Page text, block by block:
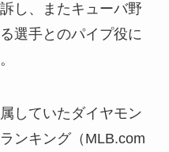
し、またキューバ野
選手とのパイプ役に
していたダイヤモン
ンキング（MLB.com